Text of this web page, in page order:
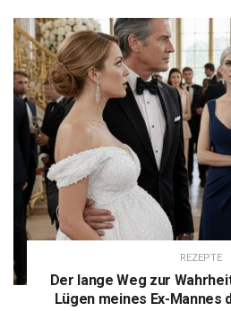
REZEPTE
Der lange Weg zur
Lügen meines Ex-Mannes